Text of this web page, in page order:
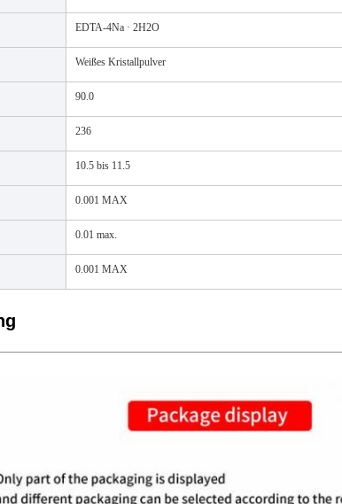
EDTA-4Na · 2H2O
Weißes Kristallpulver
90.0
236
10.5 bis 11.5
0.001 MAX
0.01 max.
0.001 MAX